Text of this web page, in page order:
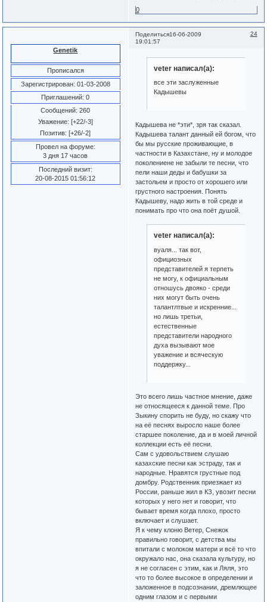
0
Поделиться 24
16-06-2009
19:01:57
Genetik
Прописался
Зарегистрирован: 01-03-2008
Приглашений: 0
Сообщений: 260
Уважение: [+22/-3]
Позитив: [+26/-2]
Провел на форуме:
3 дня 17 часов
Последний визит:
20-08-2015 01:56:12
veter написал(а):
все эти заслуженные
Кадышевы
Кадышева не *эти*, зря так сказал.
Кадышева талант данный ей богом, что
бы мы русские проживающие, в
частности в Казахстане, ну и молодое
поколениене не забыли те песни, что
пели наши деды и бабушки за
застольем и просто от хорошего или
грустного настроения. Понять
Кадышеву, надо жить в той среде и
понимать про что она поёт душой.
veter написал(а):
вуаля... так вот,
официозных
представителей я терпеть
не могу, к официальным
отношусь двояко - среди
них могут быть очень
талантлтвые и искренние...
но лишь третьи,
естественные
представители народного
духа вызывают мое
уважение и всяческую
поддержку...
Это всего лишь частное мнение, даже
не относящееся к данной теме. Про
Зыкину спорить не буду, но скажу что
на её песнях выросло наше более
старшее поколение, да и в моей личной
коллекции есть её песни.
Сам с удовольствием слушаю
казахские песни как эстраду, так и
народные. Нравятся грустные под
домбру. Родственник приезжает из
России, раньше жил в КЗ, увозит песни
которых у него нет и говорит, что
бывает время когда плохо, просто
включает и слушает.
Я к чему клоню Ветер, Снежок
правильно говорит, с детства мы
впитали с молоком матери и всё то что
окружало нас, она сказала культуру, но
я не согласен с этим, как и Ляля, это
что то более высокое в определении и
заложенное в подсознании, дремлющее
одним глазом и с первыми